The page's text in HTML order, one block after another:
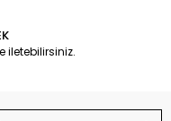
iletebilirsiniz.